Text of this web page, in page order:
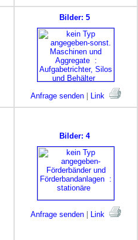
Bilder: 5
Anfrage senden Link
Bilder: 4
Anfrage senden Link